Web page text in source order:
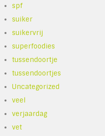
spf
suiker
suikervrij
superfoodies
tussendoortje
tussendoortjes
Uncategorized
veel
verjaardag
vet